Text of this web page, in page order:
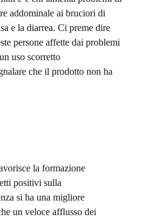
addominale ai bruciori di
e la diarrea. Ci preme dire
persone affette dai problemi
uso scorretto
che il prodotto non ha
la formazione
positivi sulla
si ha una migliore
un veloce afflusso dei